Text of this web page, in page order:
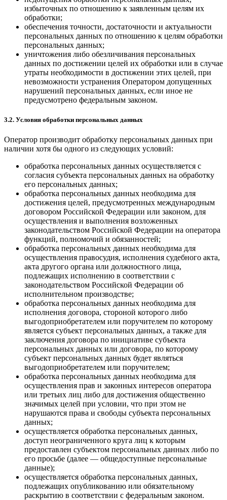
избыточных по отношению к заявленным целям их
обработки;
обеспечения точности, достаточности и актуальности
персональных данных по отношению к целям обработки
персональных данных;
уничтожения либо обезличивания персональных
данных по достижении целей их обработки или в случае
утраты необходимости в достижении этих целей, при
невозможности устранения Оператором допущенных
нарушений персональных данных, если иное не
предусмотрено федеральным законом.
3.2. Условия обработки персональных данных
Оператор производит обработку персональных данных при
наличии хотя бы одного из следующих условий:
обработка персональных данных осуществляется с
согласия субъекта персональных данных на обработку
его персональных данных;
обработка персональных данных необходима для
достижения целей, предусмотренных международным
договором Российской Федерации или законом, для
осуществления и выполнения возложенных
законодательством Российской Федерации на оператора
функций, полномочий и обязанностей;
обработка персональных данных необходима для
осуществления правосудия, исполнения судебного акта,
акта другого органа или должностного лица,
подлежащих исполнению в соответствии с
законодательством Российской Федерации об
исполнительном производстве;
обработка персональных данных необходима для
исполнения договора, стороной которого либо
выгодоприобретателем или поручителем по которому
является субъект персональных данных, а также для
заключения договора по инициативе субъекта
персональных данных или договора, по которому
субъект персональных данных будет являться
выгодоприобретателем или поручителем;
обработка персональных данных необходима для
осуществления прав и законных интересов оператора
или третьих лиц либо для достижения общественно
значимых целей при условии, что при этом не
нарушаются права и свободы субъекта персональных
данных;
осуществляется обработка персональных данных,
доступ неограниченного круга лиц к которым
предоставлен субъектом персональных данных либо по
его просьбе (далее — общедоступные персональные
данные);
осуществляется обработка персональных данных,
подлежащих опубликованию или обязательному
раскрытию в соответствии с федеральным законом.